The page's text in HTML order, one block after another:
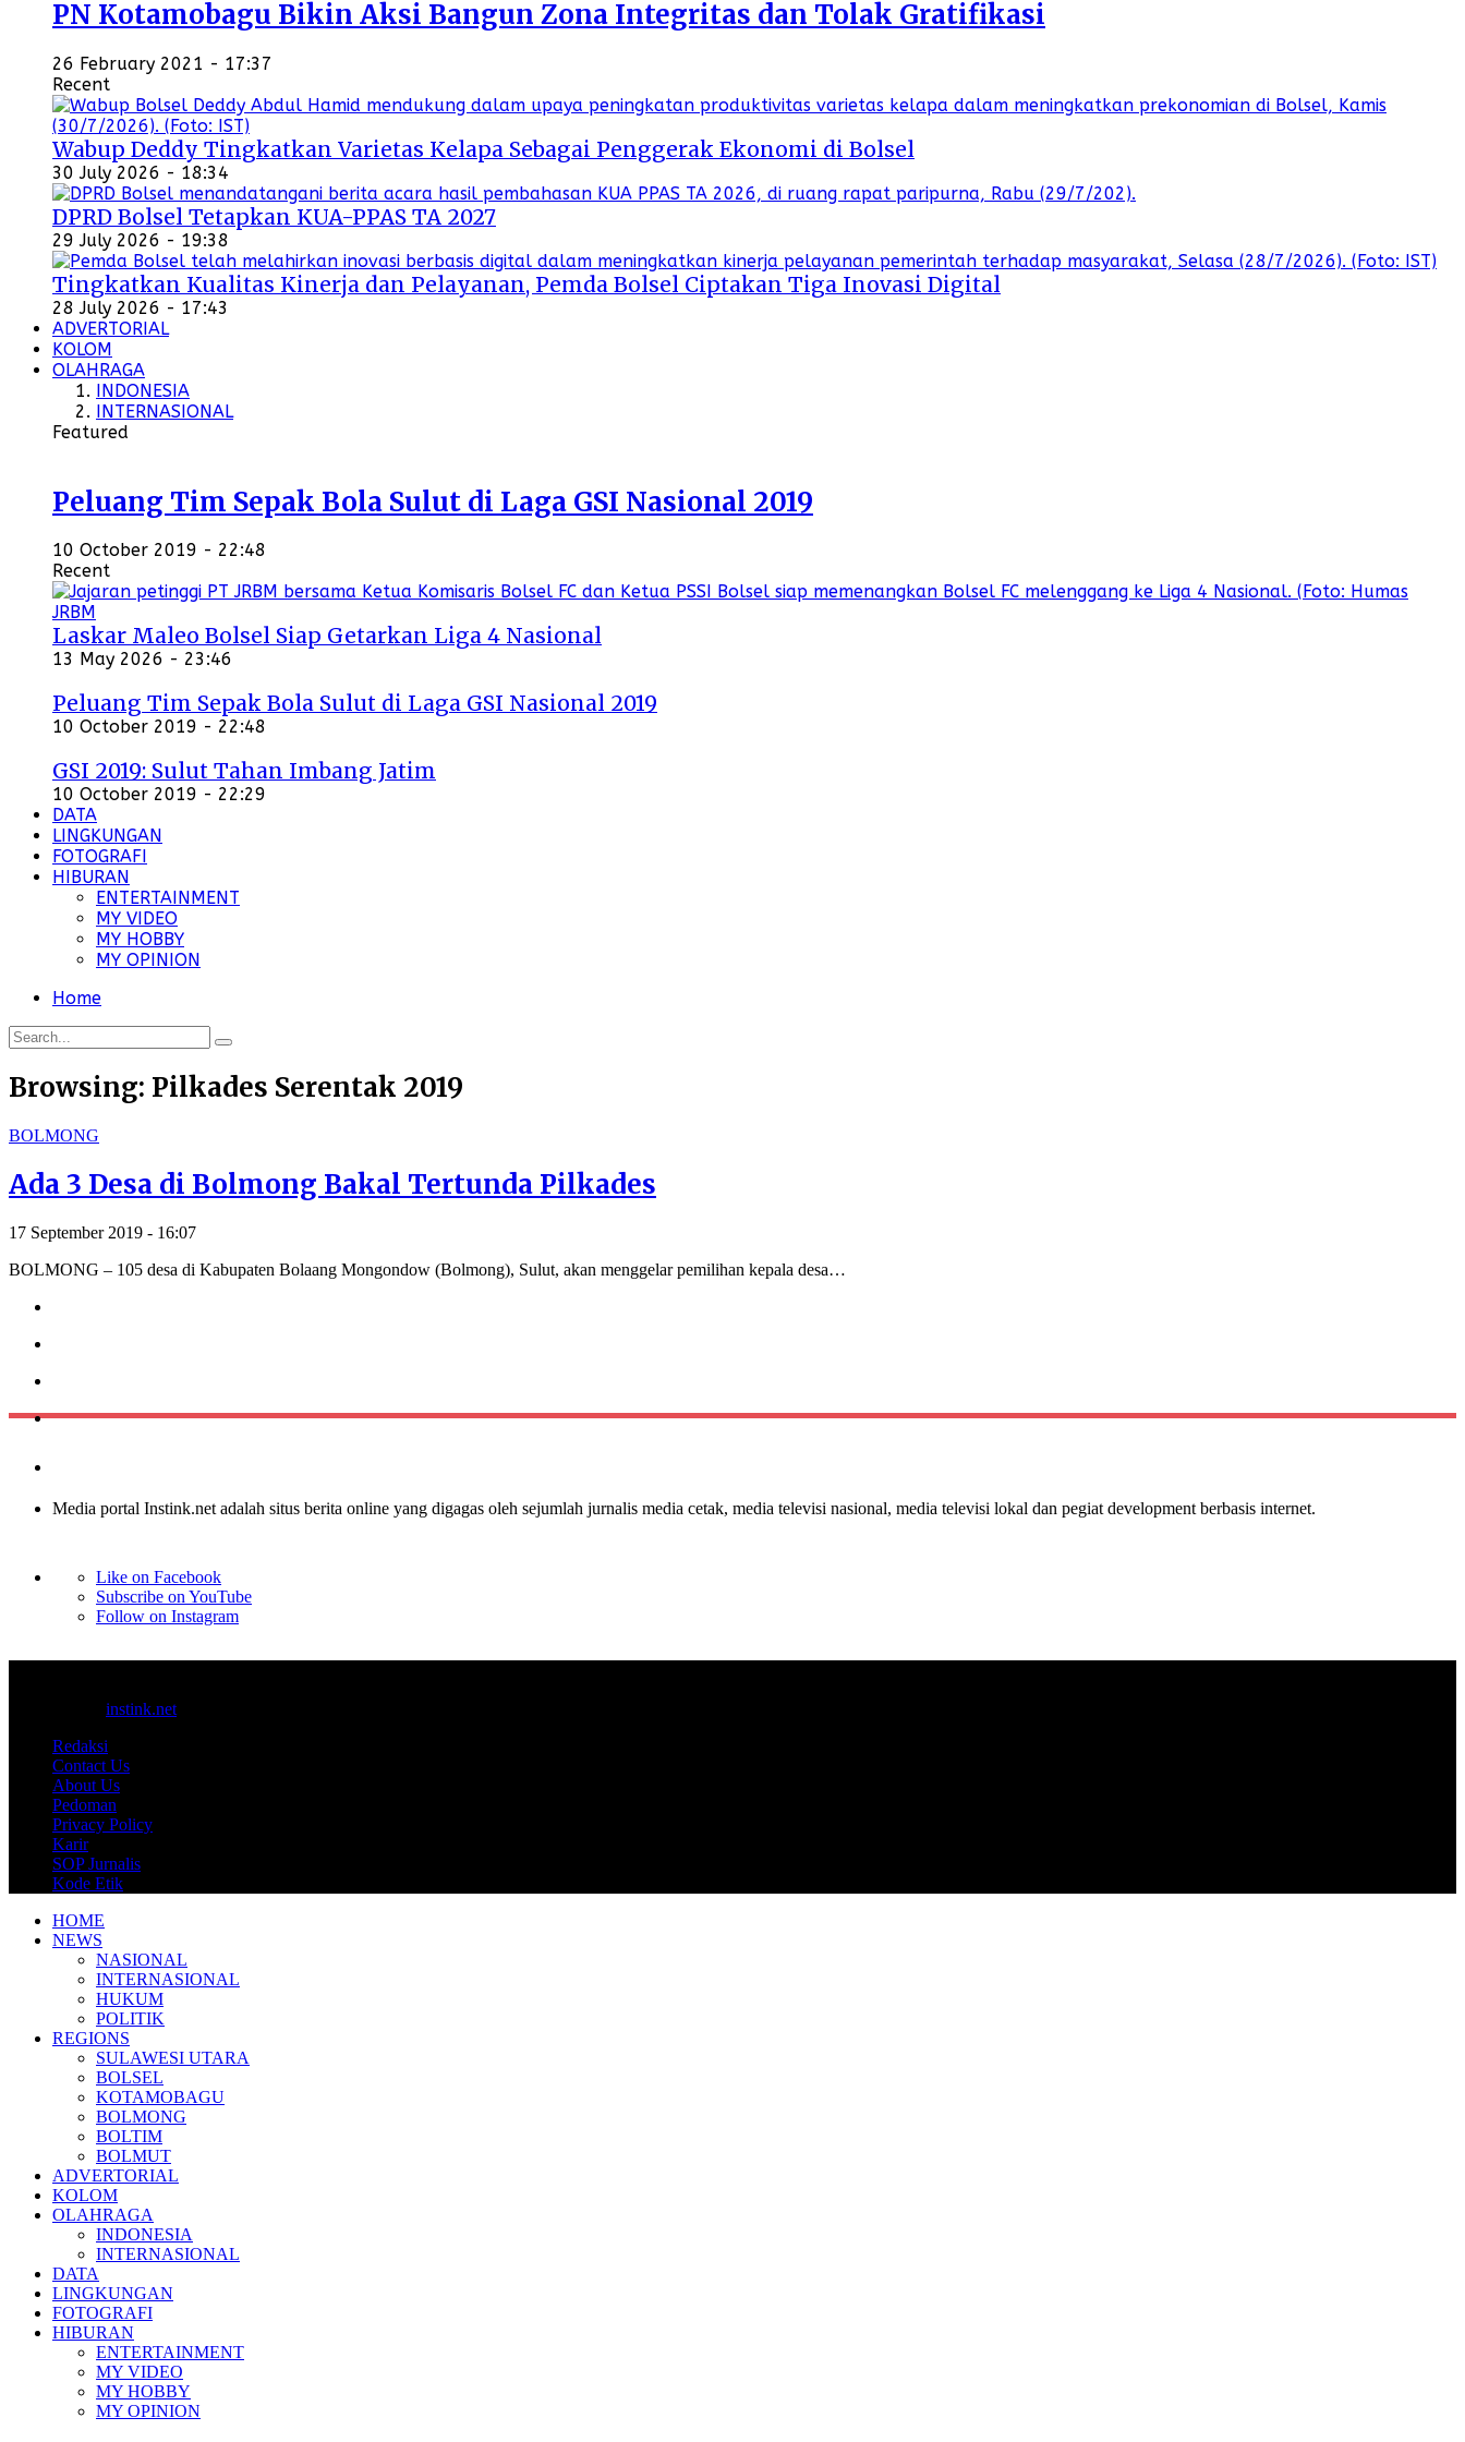
PN Kotamobagu Bikin Aksi Bangun Zona Integritas dan Tolak Gratifikasi
26 February 2021 - 17:37
Recent
Wabup Deddy Tingkatkan Varietas Kelapa Sebagai Penggerak Ekonomi di Bolsel
30 July 2026 - 18:34
DPRD Bolsel Tetapkan KUA-PPAS TA 2027
29 July 2026 - 19:38
Tingkatkan Kualitas Kinerja dan Pelayanan, Pemda Bolsel Ciptakan Tiga Inovasi Digital
28 July 2026 - 17:43
ADVERTORIAL
KOLOM
OLAHRAGA
INDONESIA
INTERNASIONAL
Featured
Peluang Tim Sepak Bola Sulut di Laga GSI Nasional 2019
10 October 2019 - 22:48
Recent
Laskar Maleo Bolsel Siap Getarkan Liga 4 Nasional
13 May 2026 - 23:46
Peluang Tim Sepak Bola Sulut di Laga GSI Nasional 2019
10 October 2019 - 22:48
GSI 2019: Sulut Tahan Imbang Jatim
10 October 2019 - 22:29
DATA
LINGKUNGAN
FOTOGRAFI
HIBURAN
ENTERTAINMENT
MY VIDEO
MY HOBBY
MY OPINION
Home
Browsing: Pilkades Serentak 2019
BOLMONG
Ada 3 Desa di Bolmong Bakal Tertunda Pilkades
17 September 2019 - 16:07
BOLMONG – 105 desa di Kabupaten Bolaang Mongondow (Bolmong), Sulut, akan menggelar pemilihan kepala desa…
Media portal Instink.net adalah situs berita online yang digagas oleh sejumlah jurnalis media cetak, media televisi nasional, media televisi lokal dan pegiat development berbasis internet.
Like on Facebook
Subscribe on YouTube
Follow on Instagram
instink.net
Redaksi
Contact Us
About Us
Pedoman
Privacy Policy
Karir
SOP Jurnalis
Kode Etik
HOME
NEWS
NASIONAL
INTERNASIONAL
HUKUM
POLITIK
REGIONS
SULAWESI UTARA
BOLSEL
KOTAMOBAGU
BOLMONG
BOLTIM
BOLMUT
ADVERTORIAL
KOLOM
OLAHRAGA
INDONESIA
INTERNASIONAL
DATA
LINGKUNGAN
FOTOGRAFI
HIBURAN
ENTERTAINMENT
MY VIDEO
MY HOBBY
MY OPINION